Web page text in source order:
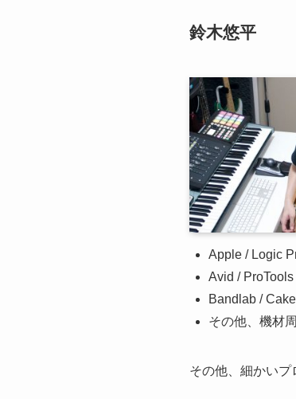
鈴木悠平
Apple / Logic
Avid / ProTools
Bandlab /
その他、機材
その他、細かいプ